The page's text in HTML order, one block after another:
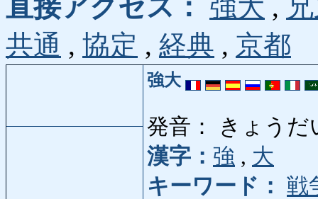
直接アクセス： 強大 ,
共通 , 協定 , 経典 , 京都
強大
発音： きょうだ
漢字： 強 , 大
キーワード： 戦